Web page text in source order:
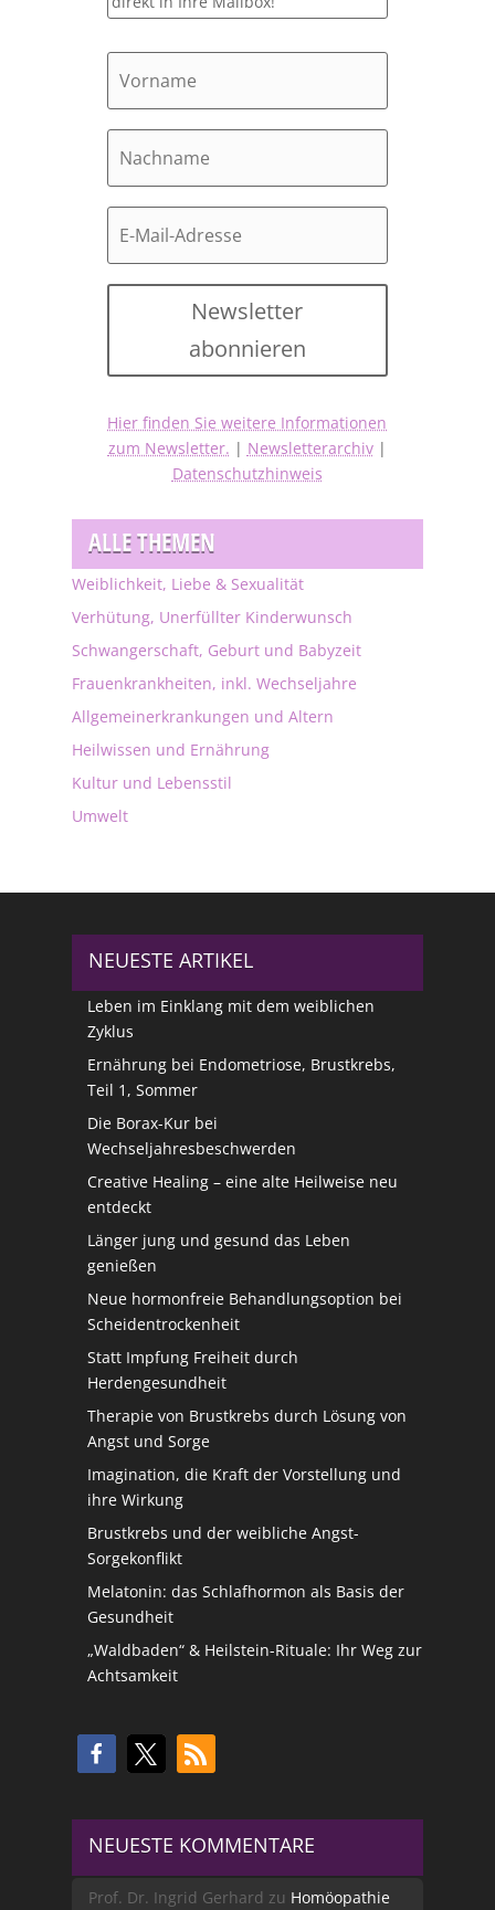
Newsletter
abonnieren
Hier finden Sie weitere Informationen
zum Newsletter. | Newsletterarchiv|
Datenschutzhinweis
ALLE THEMEN
Weiblichkeit, Liebe & Sexualität
Verhütung, Unerfüllter Kinderwunsch
Schwangerschaft, Geburt und Babyzeit
Frauenkrankheiten, inkl. Wechseljahre
Allgemeinerkrankungen und Altern
Heilwissen und Ernährung
Kultur und Lebensstil
Umwelt
NEUESTE ARTIKEL
Leben im Einklang mit dem weiblichen
Zyklus
Ernährung bei Endometriose, Brustkrebs,
Teil 1, Sommer
Die Borax-Kur bei
Wechseljahresbeschwerden
Creative Healing – eine alte Heilweise neu
entdeckt
Länger jung und gesund das Leben
genießen
Neue hormonfreie Behandlungsoption bei
Scheidentrockenheit
Statt Impfung Freiheit durch
Herdengesundheit
Therapie von Brustkrebs durch Lösung von
Angst und Sorge
Imagination, die Kraft der Vorstellung und
ihre Wirkung
Brustkrebs und der weibliche Angst-
Sorgekonflikt
Melatonin: das Schlafhormon als Basis der
Gesundheit
„Waldbaden“ & Heilstein-Rituale: Ihr Weg zur
Achtsamkeit
NEUESTE KOMMENTARE
Prof. Dr. Ingrid Gerhard zu Homöopathie